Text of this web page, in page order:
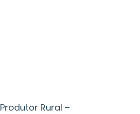
Produtor Rural –